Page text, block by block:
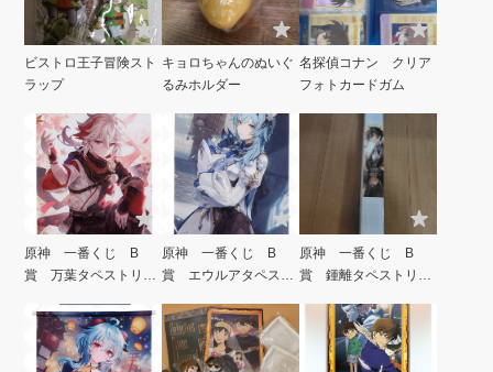
ビストロ王子冒険スト
ラップ
キョロちゃんのぬいぐ
るみホルダー
名探偵コナン クリア
フォトカードガム
原神 一番くじ B
賞 万葉タペストリ
ズ
原神 一番くじ B
賞 エウルアタペスト
イズ
原神 一番くじ B
賞 鍾離タペストリ